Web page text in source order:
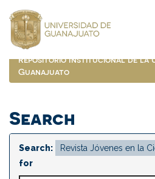
navigation
Repositorio Institucional de la
Guanajuato
Search
Search:
for